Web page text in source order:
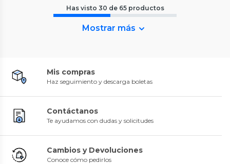
Has visto 30 de 65 productos
Mostrar más
Mis compras
Haz seguimiento y descarga boletas
Contáctanos
Te ayudamos con dudas y solicitudes
Cambios y Devoluciones
Conoce cómo pedirlos